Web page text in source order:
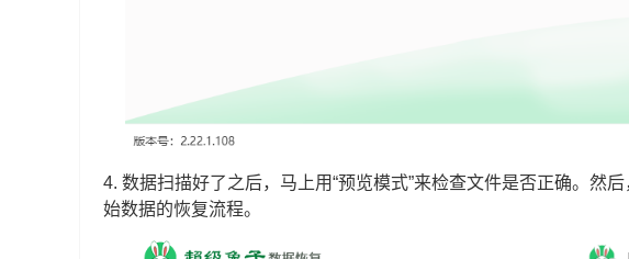
4. 数据扫描好了之后，马上用“预览模式”来检查文件是否正确。然
始数据的恢复流程。